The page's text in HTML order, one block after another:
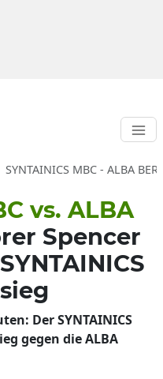
SYNTAINICS MBC - ALBA
vs. ALBA
Spencer
Der SYNTAINICS
gegen die ALBA